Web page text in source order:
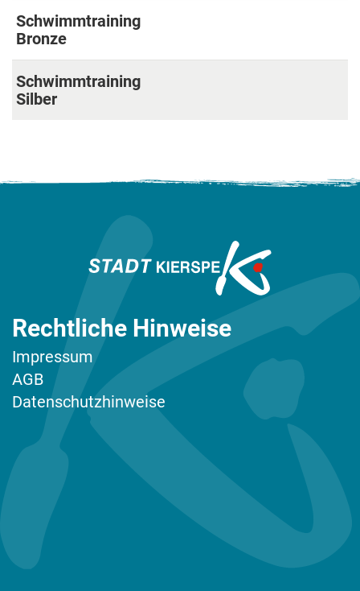
Schwimmtraining
Bronze
Schwimmtraining
Silber
Rechtliche Hinweise
Impressum
AGB
Datenschutzhinweise